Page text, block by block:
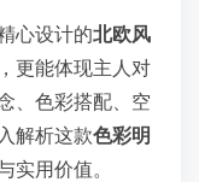
心设计的北欧风
更能体现主人对
、色彩搭配、空
解析这款色彩明
实用价值。